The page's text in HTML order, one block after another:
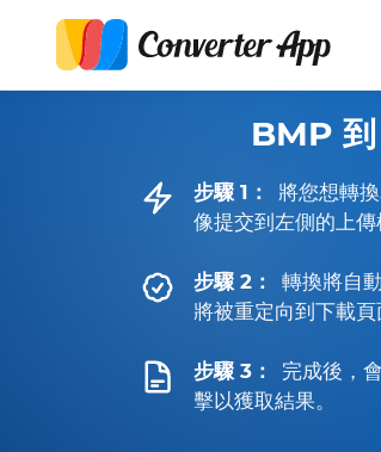
BMP
步驟 1：
將您想轉
像提交到左側的上傳
步驟 2：
轉換將自
將被重定向到下載頁
步驟 3：
完成後，
擊以獲取結果。